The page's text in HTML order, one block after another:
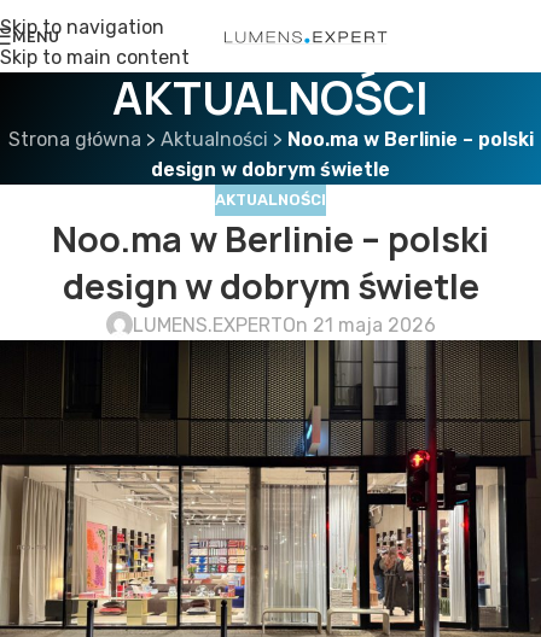
Skip to navigation
Skip to main content
MENU
AKTUALNOŚCI
Strona główna > Aktualności > Noo.ma w Berlinie – polski
design w dobrym świetle
AKTUALNOŚCI
Noo.ma w Berlinie – polski
design w dobrym świetle
LUMENS.EXPERTOn 21 maja 2026